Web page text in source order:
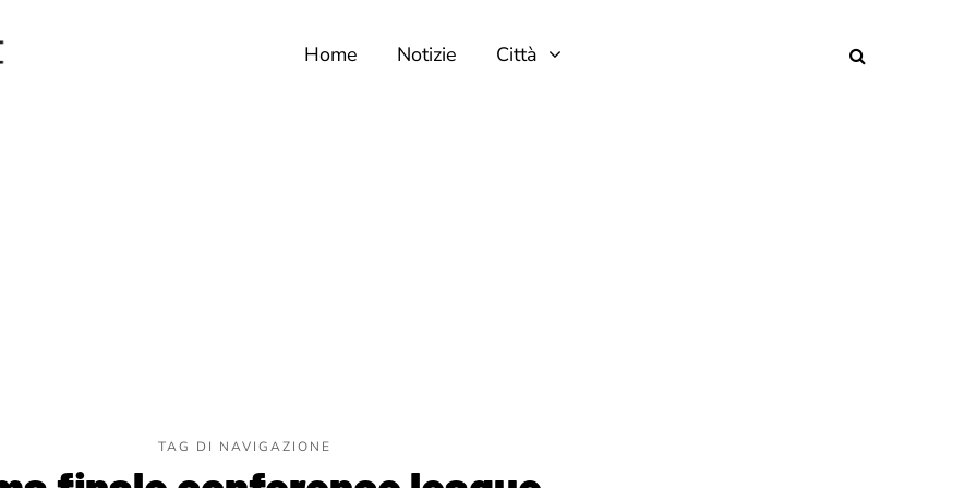
Home Notizie Città
TAG DI NAVIGAZIONE